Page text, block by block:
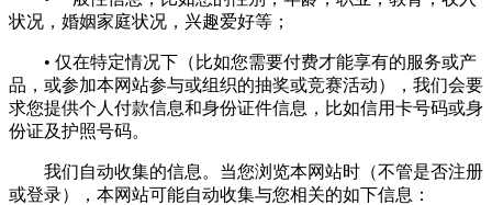
状况，婚姻家庭状况，兴趣爱好等；
• 仅在特定情况下（比如您需要付费才能享有的服务或产
品，或参加本网站参与或组织的抽奖或竞赛活动），我们会要
求您提供个人付款信息和身份证件信息，比如信用卡号码或身
份证及护照号码。
我们自动收集的信息。当您浏览本网站时（不管是否注册
或登录），本网站可能自动收集与您相关的如下信息：